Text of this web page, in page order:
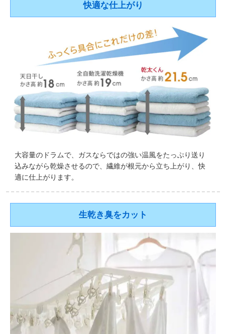
快適な仕上がり
大容量のドラムで、ガスならではの強い温風をたっぷり送り
込みながら乾燥させるので、繊維が根元から立ち上がり、快
適に仕上がります。
生乾き臭をカット